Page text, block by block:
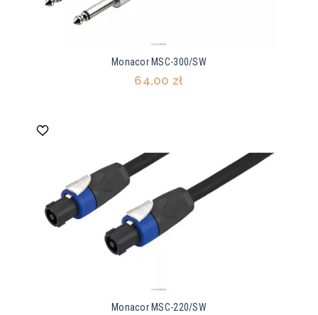
Monacor MSC-300/SW
64,00 zł
Monacor MSC-220/SW